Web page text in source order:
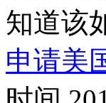
知道该
申请美